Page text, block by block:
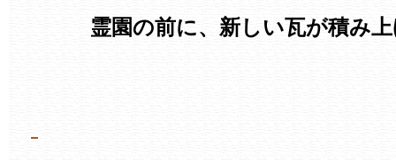
霊園の前に、新しい瓦が積み